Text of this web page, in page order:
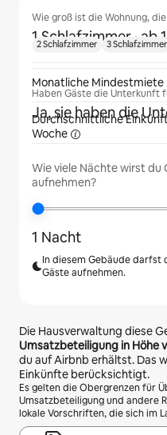
Wie groß ist die Wohnung,
1 Schlafzimmer ·
Haben Gäste die Unterkunft
Ja, sie haben die
Wie viele Nächte wirst du
aufnehmen?
1 Nacht
In diesem Gebäude darfst
Gäste aufnehmen.
Die Hausverwaltung diese
Umsatzbeteiligung in Höhe
du auf Airbnb erhältst. Das
Einkünfte berücksichtigt.
Es gelten die Obergrenzen für
Umsatzbeteiligung und andere
lokale Vorschriften, die sich im
2 Schlafzimmer 3 Schlafzimmer
Monatliche Mindestmiete
Durchschnittliche
Woche